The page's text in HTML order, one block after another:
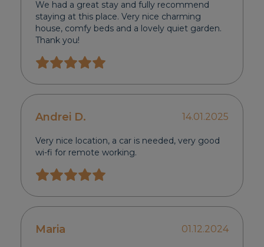
We had a great stay and fully recommend
staying at this place. Very nice charming
house, comfy beds and a lovely quiet garden.
Thank you!
Andrei D. 14.01.2025
Very nice location, a car is needed, very good
wi-fi for remote working.
Maria 01.12.2024